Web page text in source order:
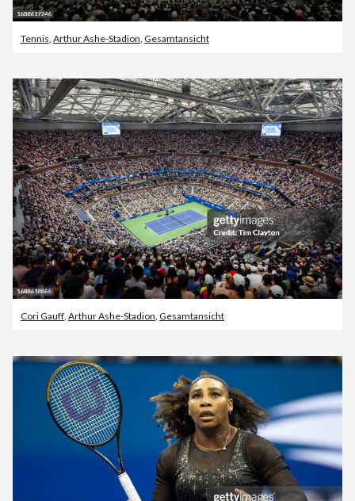
Tennis, Arthur Ashe-Stadion, Gesamtansicht
Cori Gauff Arthur Ashe-Stadion Gesamtansicht